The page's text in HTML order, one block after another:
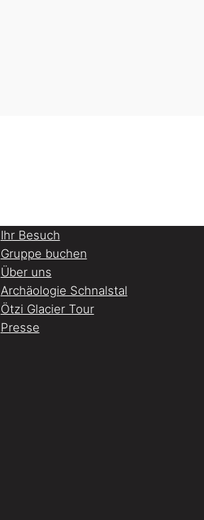
Ihr Besuch
Gruppe buchen
Über uns
Archäologie Schnalstal
Ötzi Glacier Tour
Presse